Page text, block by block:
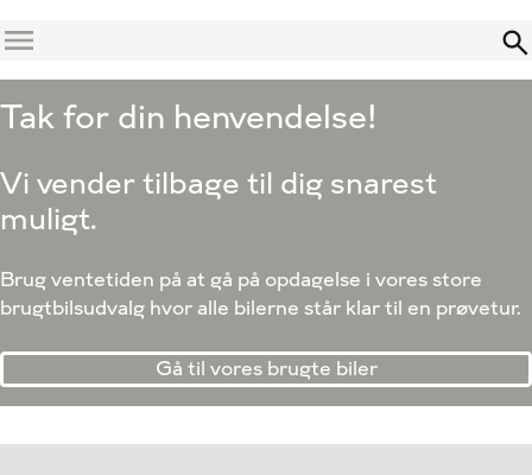
Menu
Tak for din henvendelse!
Vi vender tilbage til dig snarest
muligt.
Brug ventetiden på at gå på opdagelse i vores store
brugtbilsudvalg hvor alle bilerne står klar til en prøvetur.
Gå til vores brugte biler